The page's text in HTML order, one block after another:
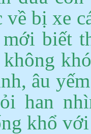
bị xe
biết
âu
han
khổ